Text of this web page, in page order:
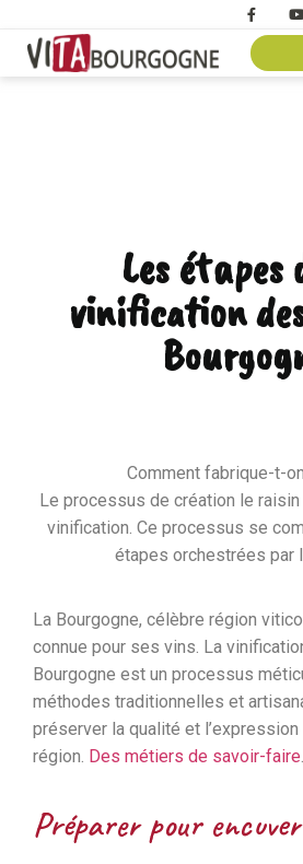
Les étapes
vinification
Comment fabrique-t-
Le processus de création le
vinification. Ce processus se
étapes orchestrées par
La Bourgogne, célèbre région
connue pour ses vins. La
Bourgogne est un processus
méthodes traditionnelles et
préserver la qualité et
région. Des métiers de savoir-faire.
Préparer pour encuver​